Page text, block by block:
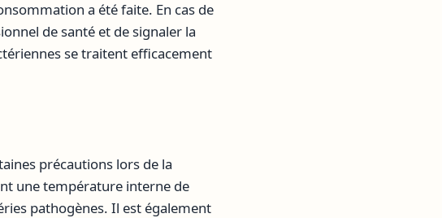
a été faite. En cas de
de santé et de signaler la
se traitent efficacement
précautions lors de la
une température interne de
pathogènes. Il est également